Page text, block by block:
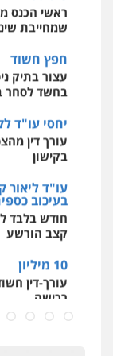
ראשי הכנס
שמחייבת
חפץ חשוד
עצור בתיק
בחשד לסחר
יחסי עו"ד
עורך דין
בקישון
עו"ד
בעיכוב
חודש בלבד
קצב הורשע
10 מיליון
עורך-דין
רכישה
קטינים